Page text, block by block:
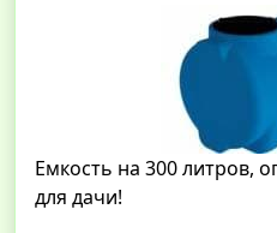
Емкость на 300 литров,
для дачи!